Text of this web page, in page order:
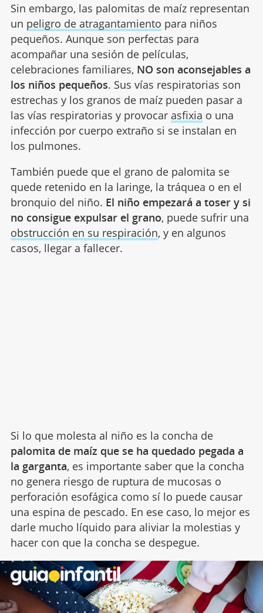
Sin embargo, las palomitas de maíz representan
un peligro de atragantamiento para niños
pequeños. Aunque son perfectas para
acompañar una sesión de películas,
celebraciones familiares, NO son aconsejables a
los niños pequeños. Sus vías respiratorias son
estrechas y los granos de maíz pueden pasar a
las vías respiratorias y provocar asfixia o una
infección por cuerpo extraño si se instalan en
los pulmones.
También puede que el grano de palomita se
quede retenido en la laringe, la tráquea o en el
bronquio del niño. El niño empezará a toser y si
no consigue expulsar el grano, puede sufrir una
obstrucción en su respiración, y en algunos
casos, llegar a fallecer.
Si lo que molesta al niño es la concha de
palomita de maíz que se ha quedado pegada a
la garganta, es importante saber que la concha
no genera riesgo de ruptura de mucosas o
perforación esofágica como sí lo puede causar
una espina de pescado. En ese caso, lo mejor es
darle mucho líquido para aliviar la molestias y
hacer con que la concha se despegue.